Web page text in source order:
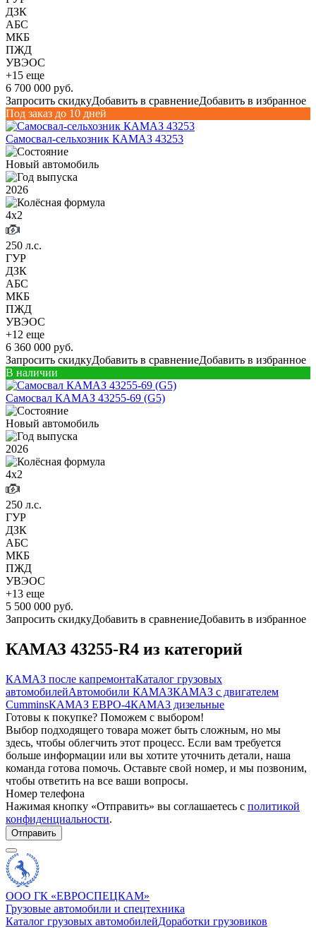
ДЗК
АБС
МКБ
ПЖД
УВЭОС
+15 еще
6 700 000 руб.
Запросить скидкуДобавить в сравнениеДобавить в избранное
Под заказ до 10 дней
Самосвал-сельхозник КАМАЗ 43253
Новый автомобиль
2026
4х2
250 л.с.
ГУР
ДЗК
АБС
МКБ
ПЖД
УВЭОС
+12 еще
6 360 000 руб.
Запросить скидкуДобавить в сравнениеДобавить в избранное
В наличии
Самосвал КАМАЗ 43255-69 (G5)
Новый автомобиль
2026
4х2
250 л.с.
ГУР
ДЗК
АБС
МКБ
ПЖД
УВЭОС
+13 еще
5 500 000 руб.
Запросить скидкуДобавить в сравнениеДобавить в избранное
КАМАЗ 43255-R4 из категорий
КАМАЗ после капремонтаКаталог грузовых
автомобилейАвтомобили КАМАЗКАМАЗ с двигателем
CumminsКАМАЗ ЕВРО-4КАМАЗ дизельные
Готовы к покупке? Поможем с выбором!
Выбор подходящего товара может быть сложным, но мы
здесь, чтобы облегчить этот процесс. Если вам требуется
больше информации или вы хотите уточнить детали, наша
команда готова помочь. Оставьте свой номер, и мы позвоним,
чтобы ответить на все ваши вопросы.
Номер телефона
Нажимая кнопку «Отправить» вы соглашаетесь с политикой
конфиденциальности.
Отправить
ООО ГК «ЕВРОСПЕЦКАМ»
Грузовые автомобили и спецтехника
Каталог грузовых автомобилейДоработки грузовиков